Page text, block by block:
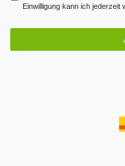
Einwilligung kann ich jederzeit